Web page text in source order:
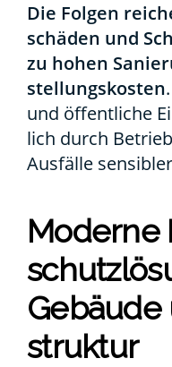
Die Fol­gen
schä­den und
zu hohen
stel­lungs­kos­ten
und öffent­li­che
lich durch
Aus­fäl­le
struk­tur